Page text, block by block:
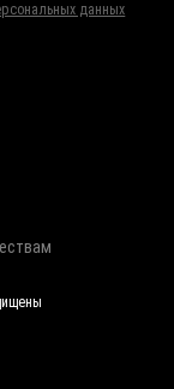
данных